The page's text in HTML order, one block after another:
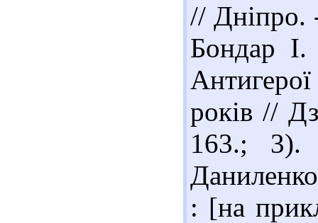
//
Бондар І.
років //
163.; 3).
: [на